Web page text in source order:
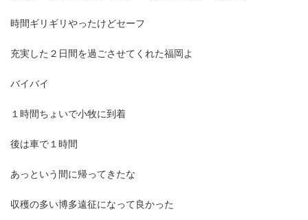
時間ギリギリやったけどセーフ
充実した２日間を過ごさせてくれた福岡よ
バイバイ
１時間ちょいで小牧に到着
後は車で１時間
あっという間に帰ってきたな
収穫の多い博多遠征になって良かった